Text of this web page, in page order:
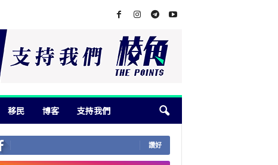
移民 博客 支持我們
讚好